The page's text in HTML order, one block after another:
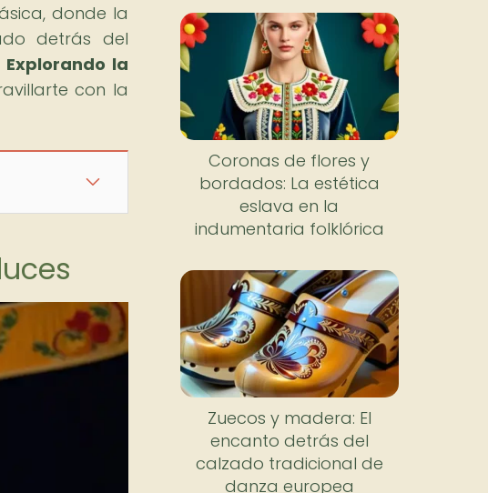
donde la
detrás del
la
con la
Coronas de flores y
bordados: La estética
eslava en la
indumentaria folklórica
Zuecos y madera: El
encanto detrás del
calzado tradicional de
danza europea